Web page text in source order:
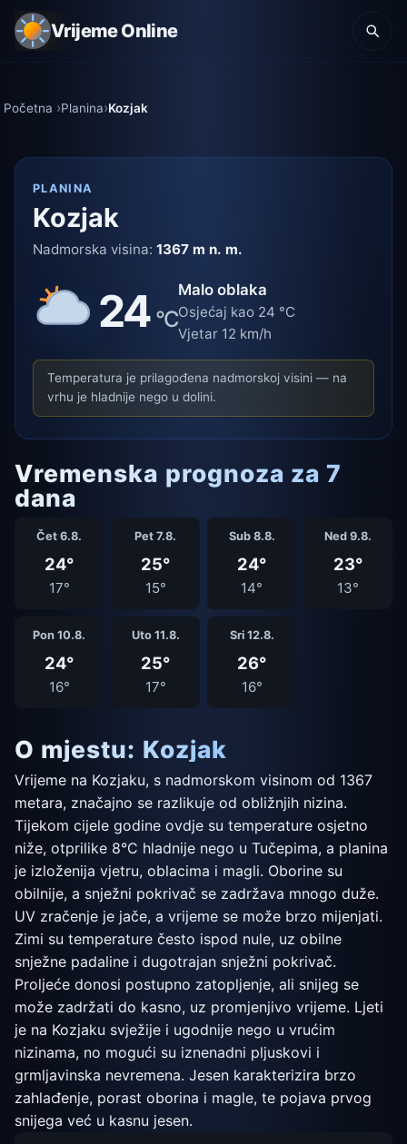
Vrijeme Online
Početna Planina Kozjak
PLANINA
Kozjak
Nadmorska visina:1367 m n. m.
24 °C
Malo oblaka
Osjećaj kao 24 °C
Vjetar 12 km/h
Temperatura je prilagođena nadmorskoj visini — na
vrhu je hladnije nego u dolini.
Vremenska prognoza za 7
dana
Čet 6.8.
24°
17°
Pet 7.8.
25°
15°
Sub 8.8.
24°
14°
Ned 9.8.
23°
13°
Pon 10.8.
24°
16°
Uto 11.8.
25°
17°
Sri 12.8.
26°
16°
O mjestu: Kozjak
Vrijeme na Kozjaku, s nadmorskom visinom od 1367
metara, značajno se razlikuje od obližnjih nizina.
Tijekom cijele godine ovdje su temperature osjetno
niže, otprilike 8°C hladnije nego u Tučepima, a planina
je izloženija vjetru, oblacima i magli. Oborine su
obilnije, a snježni pokrivač se zadržava mnogo duže.
UV zračenje je jače, a vrijeme se može brzo mijenjati.
Zimi su temperature često ispod nule, uz obilne
snježne padaline i dugotrajan snježni pokrivač.
Proljeće donosi postupno zatopljenje, ali snijeg se
može zadržati do kasno, uz promjenjivo vrijeme. Ljeti
je na Kozjaku svježije i ugodnije nego u vrućim
nizinama, no mogući su iznenadni pljuskovi i
grmljavinska nevremena. Jesen karakterizira brzo
zahlađenje, porast oborina i magle, te pojava prvog
snijega već u kasnu jesen.